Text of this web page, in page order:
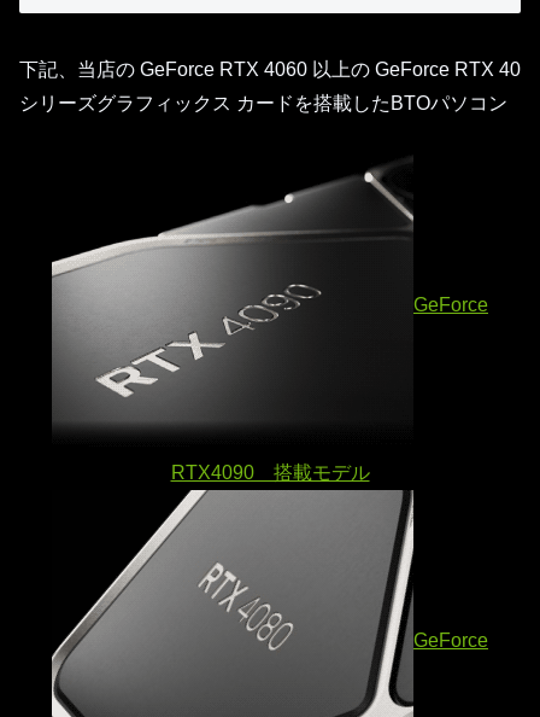
下記、当店の GeForce RTX 4060 以上の GeForce RTX 40
シリーズグラフィックス カードを搭載したBTOパソコン
GeForce
RTX4090 搭載モデル
GeForce